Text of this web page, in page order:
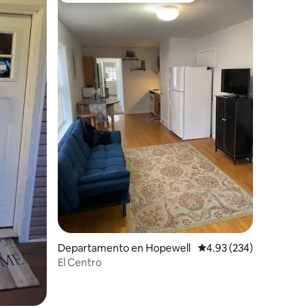
Departamento en Hopewell Calificación promedio:
4.93 (234)
El Centro